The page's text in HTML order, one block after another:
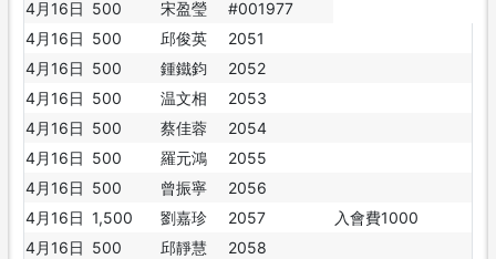
4月16日 500 宋盈瑩
#001977
4月16日 500 邱俊英
2051
4月16日 500 鍾鐵鈞
2052
4月16日 500 温文相
2053
4月16日 500 蔡佳蓉
2054
4月16日 500 羅元鴻
2055
4月16日 500 曾振寧
2056
4月16日 1,500 劉嘉珍 2057
入會費1000
4月16日 500 邱靜慧
2058